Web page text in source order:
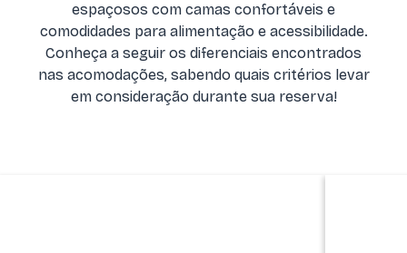
espaçosos com camas confortáveis e
comodidades para alimentação e acessibilidade.
Conheça a seguir os diferenciais encontrados
nas acomodações, sabendo quais critérios levar
em consideração durante sua reserva!